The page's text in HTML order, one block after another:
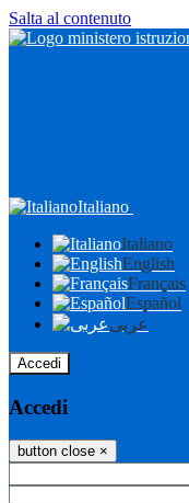
Salta al contenuto
Italiano
Italiano
English
Français
Español
عربى
Accedi
Accedi
button close ×